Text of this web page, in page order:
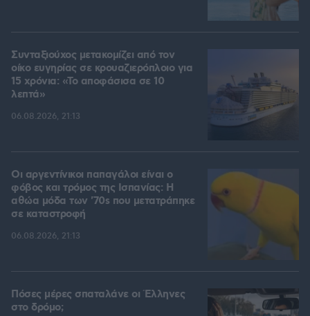
Συνταξιούχος μετακομίζει από τον
οίκο ευγηρίας σε κρουαζιερόπλοιο για
15 χρόνια: «Το αποφάσισα σε 10
λεπτά»
06.08.2026, 21:13
Οι αργεντίνικοι παπαγάλοι είναι ο
φόβος και τρόμος της Ισπανίας: Η
αθώα μόδα των '70s που μετατράπηκε
σε καταστροφή
06.08.2026, 21:13
Πόσες μέρες σπαταλάνε οι Έλληνες
στο δρόμο;